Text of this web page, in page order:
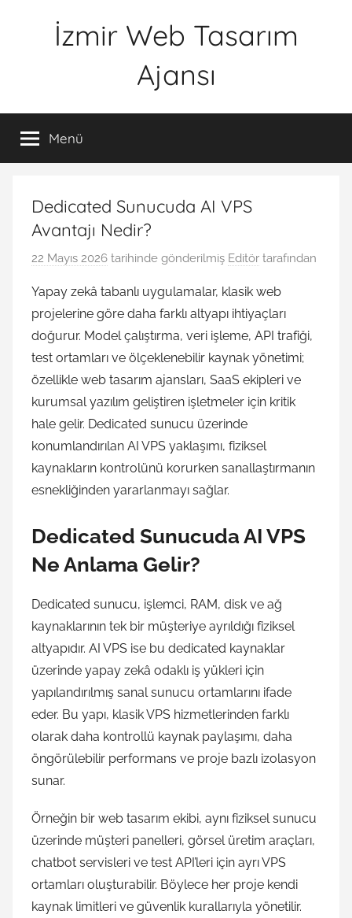
İzmir Web Tasarım
Ajansı
Menü
Dedicated Sunucuda AI VPS
Avantajı Nedir?
22 Mayıs 2026 tarihinde gönderilmiş Editör tarafından
Yapay zekâ tabanlı uygulamalar, klasik web
projelerine göre daha farklı altyapı ihtiyaçları
doğurur. Model çalıştırma, veri işleme, API trafiği,
test ortamları ve ölçeklenebilir kaynak yönetimi;
özellikle web tasarım ajansları, SaaS ekipleri ve
kurumsal yazılım geliştiren işletmeler için kritik
hale gelir. Dedicated sunucu üzerinde
konumlandırılan AI VPS yaklaşımı, fiziksel
kaynakların kontrolünü korurken sanallaştırmanın
esnekliğinden yararlanmayı sağlar.
Dedicated Sunucuda AI VPS
Ne Anlama Gelir?
Dedicated sunucu, işlemci, RAM, disk ve ağ
kaynaklarının tek bir müşteriye ayrıldığı fiziksel
altyapıdır. AI VPS ise bu dedicated kaynaklar
üzerinde yapay zekâ odaklı iş yükleri için
yapılandırılmış sanal sunucu ortamlarını ifade
eder. Bu yapı, klasik VPS hizmetlerinden farklı
olarak daha kontrollü kaynak paylaşımı, daha
öngörülebilir performans ve proje bazlı izolasyon
sunar.
Örneğin bir web tasarım ekibi, aynı fiziksel sunucu
üzerinde müşteri panelleri, görsel üretim araçları,
chatbot servisleri ve test API’leri için ayrı VPS
ortamları oluşturabilir. Böylece her proje kendi
kaynak limitleri ve güvenlik kurallarıyla yönetilir.